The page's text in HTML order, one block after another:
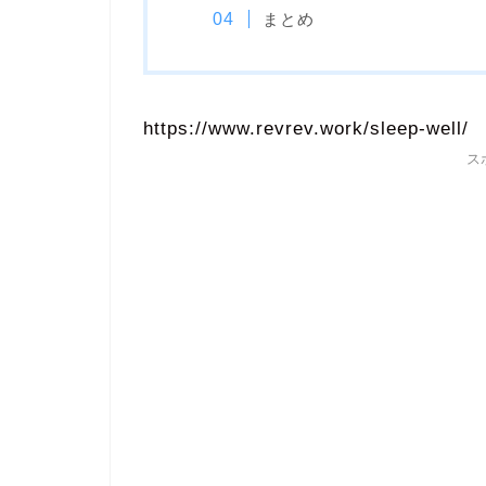
まとめ
https://www.revrev.work/sleep-well/
ス